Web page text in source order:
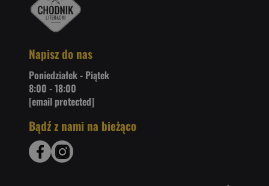
Napisz do nas
Poniedziałek - Piątek
8:00 - 18:00
[email protected]
Bądź z nami na bieżąco